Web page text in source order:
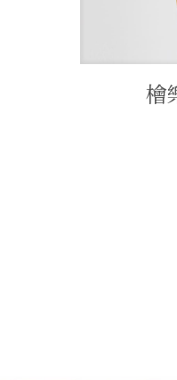
檜